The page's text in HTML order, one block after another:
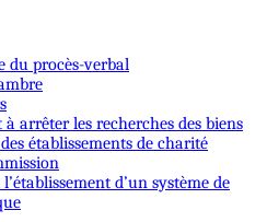
du procès-verbal
arrêter les recherches des biens
établissements de charité
d’un système de